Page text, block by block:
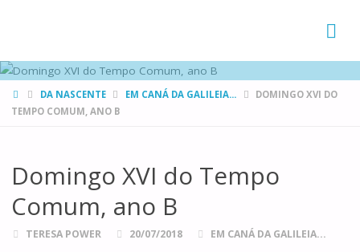
HOMEDA NASCENTE EM CANÁ DA GALILEIA...
DOMINGO XVI DO
TEMPO COMUM, ANO B
Domingo XVI do Tempo
Comum, ano B
TERESA POWER 20/07/2018 EM CANÁ DA GALILEIA...